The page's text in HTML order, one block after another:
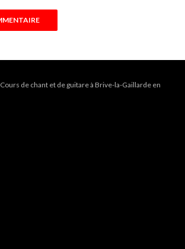
, Cours de chant et de guitare à Brive-la-Gaillarde en